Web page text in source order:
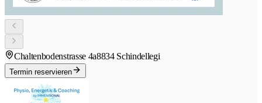
Chaltenbodenstrasse 4a8834 Schindellegi
Termin reservieren